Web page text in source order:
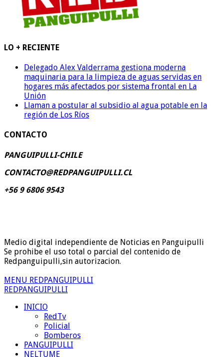
LO + RECIENTE
Delegado Alex Valderrama gestiona moderna
maquinaria para la limpieza de aguas servidas en
hogares más afectados por sistema frontal en La
Unión
Llaman a postular al subsidio al agua potable en la
región de Los Ríos
CONTACTO
PANGUIPULLI-CHILE
CONTACTO@REDPANGUIPULLI.CL
+56 9 6806 9543
Medio digital independiente de Noticias en Panguipulli
Se prohibe el uso total o parcial del contenido de
Redpanguipulli,sin autorizacion.
MENU REDPANGUIPULLI
REDPANGUIPULLI
INICIO
RedTv
Policial
Bomberos
PANGUIPULLI
NELTUME